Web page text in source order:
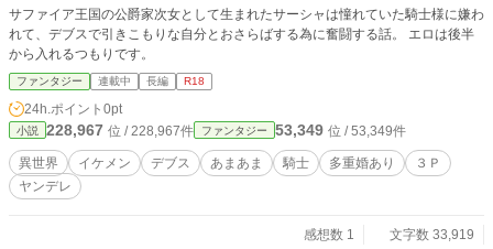
サファイア王国の公爵家次女として生まれたサーシャは憧れていた騎士様に嫌わ
れて、デブスで引きこもりな自分とおさらばする為に奮闘する話。 エロは後半
から入れるつもりです。
ファンタジー 連載中 長編 R18
24h.ポイント 0pt
小説 228,967 位 / 228,967件 ファンタジー 53,349 位 / 53,349件
異世界 イケメン デブス あまあま 騎士 多重婚あり
３Ｐ
ヤンデレ
感想数 1
文字数 33,919